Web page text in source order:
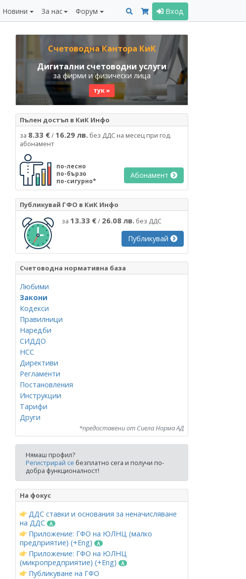
Новини За нас Форум Вход
Счетоводна Кантора КиК
Дигитални счетоводни услуги
за фирми и физически лица
тук »
Пълен достъп в КиК Инфо
за 8.33 €/ 16.29 лв. без ДДС на месец при год.
абонамент
по-лесно
по-бързо
по-сигурно*
Абонамент
Публикувай ГФО в КиК Инфо
за 13.33 €/ 26.08 лв. без ДДС
Публикувай
Счетоводна нормативна база
Любими
Закони
Кодекси
Правилници
Наредби
СИДДО
НСС
Директиви
Регламенти
Постановления
Инструкции
Тарифи
Други
*предоставени от Сиела Норма АД
Нямаш профил?
Регистрирай се безплатно сега и получи по-
добра функционалност!
На фокус
ДДС ставки и основания за неначисляване
на ДДС
Приложение: ГФО на ЮЛНЦ (малко
предприятие) (+Eng)
Приложение: ГФО на ЮЛНЦ
(микропредприятие) (+Eng)
Публикуване на ГФО